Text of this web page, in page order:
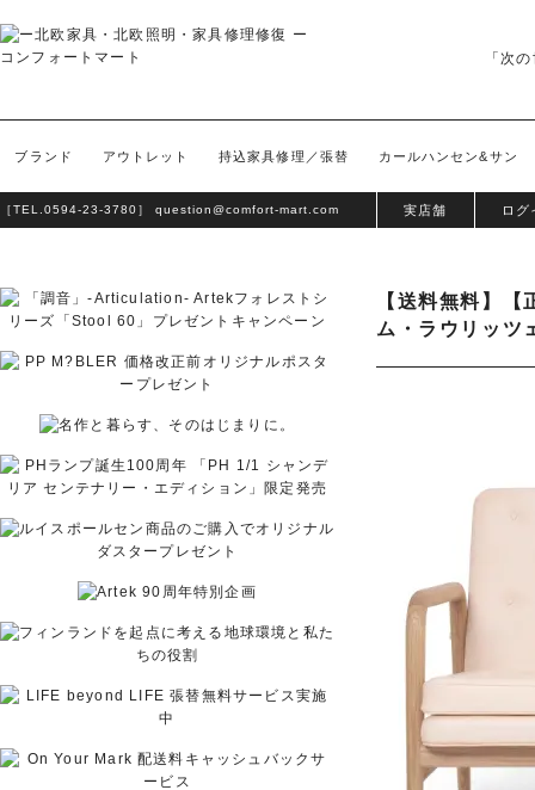
「次
ブランド アウトレット 持込家具修理／張替 カールハンセン&サン
［TEL. 0594-23-3780］ question@comfort-mart.com 実店舗 ログ
【送料無料】
ム・ラウリッツ